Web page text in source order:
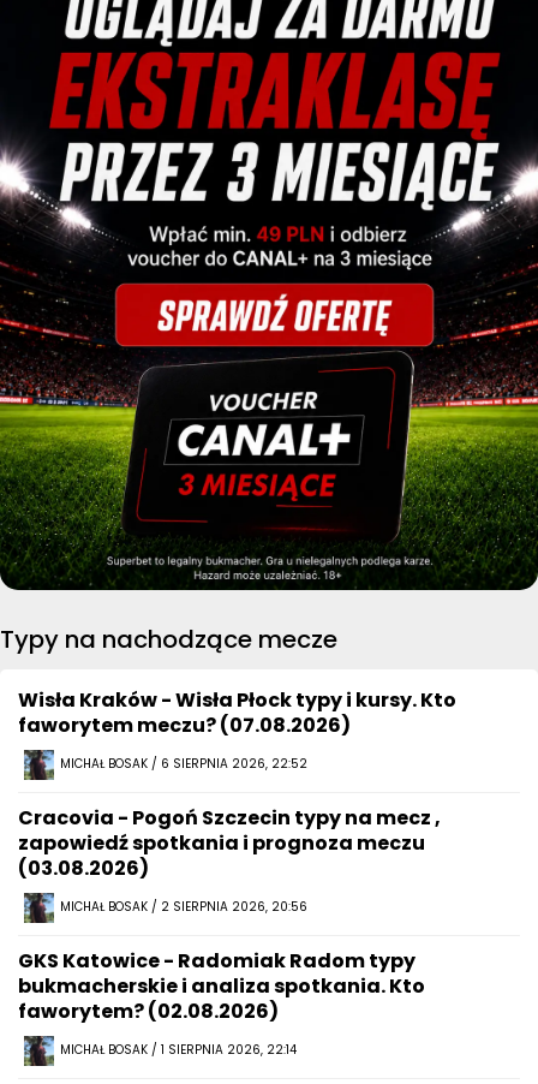
Typy na nachodzące mecze
Wisła Kraków - Wisła Płock typy i kursy. Kto
faworytem meczu? (07.08.2026)
MICHAŁ BOSAK / 6 SIERPNIA 2026, 22:52
Cracovia - Pogoń Szczecin typy na mecz ,
zapowiedź spotkania i prognoza meczu
(03.08.2026)
MICHAŁ BOSAK / 2 SIERPNIA 2026, 20:56
GKS Katowice - Radomiak Radom typy
bukmacherskie i analiza spotkania. Kto
faworytem? (02.08.2026)
MICHAŁ BOSAK / 1 SIERPNIA 2026, 22:14